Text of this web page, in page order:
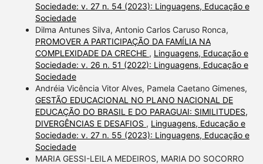
Sociedade: v. 27 n. 54 (2023): Linguagens, Educação e
Sociedade
Dilma Antunes Silva, Antonio Carlos Caruso Ronca,
PROMOVER A PARTICIPAÇÃO DA FAMÍLIA NA
COMPLEXIDADE DA CRECHE , Linguagens, Educação e
Sociedade: v. 26 n. 51 (2022): Linguagens, Educação e
Sociedade
Andréia Vicência Vitor Alves, Pamela Caetano Gimenes,
GESTÃO EDUCACIONAL NO PLANO NACIONAL DE
EDUCAÇÃO DO BRASIL E DO PARAGUAI: SIMILITUDES,
DIVERGÊNCIAS E DESAFIOS , Linguagens, Educação e
Sociedade: v. 27 n. 55 (2023): Linguagens, Educação e
Sociedade
MARIA GESSI-LEILA MEDEIROS, MARIA DO SOCORRO